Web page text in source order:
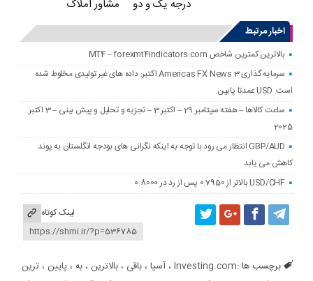
درجه یک و دو مشاور املاک
اخبار مرتبط
بالاترین کمترین شاخص MT4 – forexmt4indicators.com
سرمایه گذاری Americas FX News 3 اکتبر: داده های غیر تولیدی مخلوط شده
است. USD عمدتا پایین.
ساعت کالاها – هفته سپتامبر 29 – اکتبر 3 – تجزیه و تحلیل و پیش بینی – 3 اکتبر
2025
GBP/AUD انتظار می رود با توجه به اینکه نگرانی های بودجه انگلستان به پوند
کاهش می یابد
USD/CHF بالاتر از 0.7950 پس از رد در 0.8000
لینک کوتاه
برچسب ها :Investing.com ،آسیا ،باقی ،بالاترین ،به ،پایین ،ترین